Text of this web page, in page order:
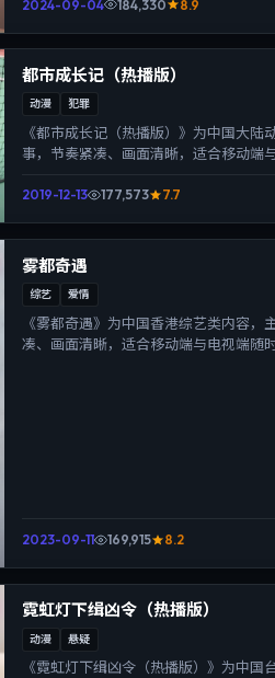
2024-09-04 184,330 8.9
都市成长记（热播版）
动漫 犯罪
《都市成长记（热播版）》为中国大陆
事，节奏紧凑、画面清晰，适合移动端
2019-12-13 177,573 7.7
雾都奇遇
综艺 爱情
《雾都奇遇》为中国香港综艺类内容，
凑、画面清晰，适合移动端与电视端随
2023-09-11 169,915 8.2
霓虹灯下缉凶令（热播版）
动漫 悬疑
《霓虹灯下缉凶令（热播版）》为中国